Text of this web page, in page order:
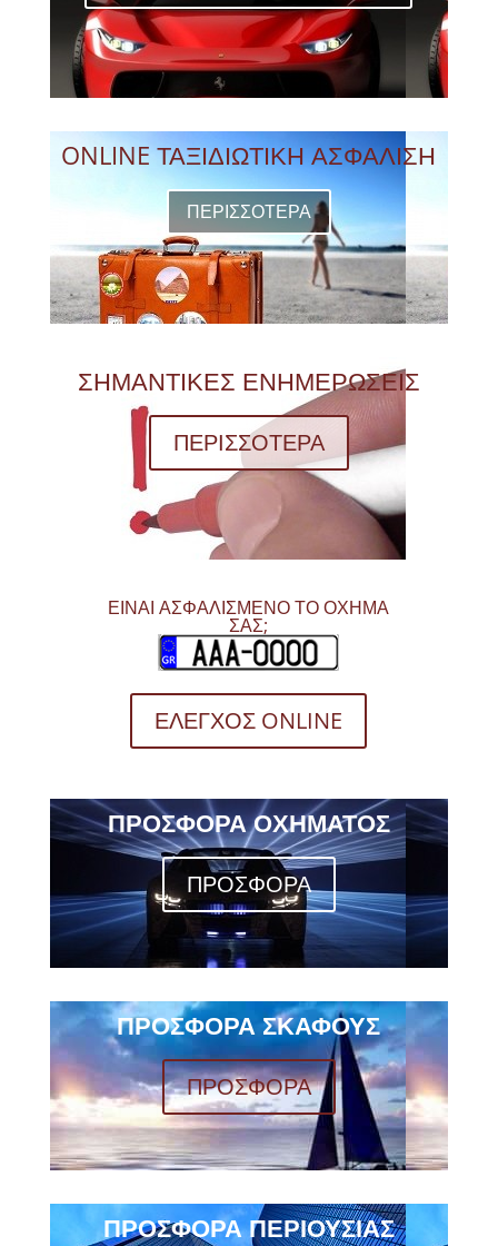
ONLINE ΤΑΞΙΔΙΩΤΙΚΗ ΑΣΦΑΛΙΣΗ
ΠΕΡΙΣΣΟΤΕΡΑ
ΣΗΜΑΝΤΙΚΕΣ ΕΝΗΜΕΡΩΣΕΙΣ
ΠΕΡΙΣΣΟΤΕΡΑ
ΕΙΝΑΙ ΑΣΦΑΛΙΣΜΕΝΟ ΤΟ ΟΧΗΜΑ
ΣΑΣ;
ΕΛΕΓΧΟΣ ONLINE
ΠΡΟΣΦΟΡΑ ΟΧΗΜΑΤΟΣ
ΠΡΟΣΦΟΡΑ
ΠΡΟΣΦΟΡΑ ΣΚΑΦΟΥΣ
ΠΡΟΣΦΟΡΑ
ΠΡΟΣΦΟΡΑ ΠΕΡΙΟΥΣΙΑΣ